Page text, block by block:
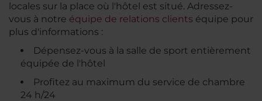
locales sur la place où l'hôtel est situé. Adressez-
vous à notre équipe de relations clients équipe pour
plus d'informations :
Dépensez-vous à la salle de sport entièrement
équipée de l'hôtel
Profitez au maximum du service de chambre
24 h/24